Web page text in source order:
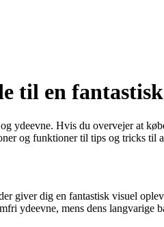
til en
ydeevne. Hvis du overvejer at
og funktioner til tips og tricks til
giver dig en fantastisk visuel
ydeevne, mens dens langvarige